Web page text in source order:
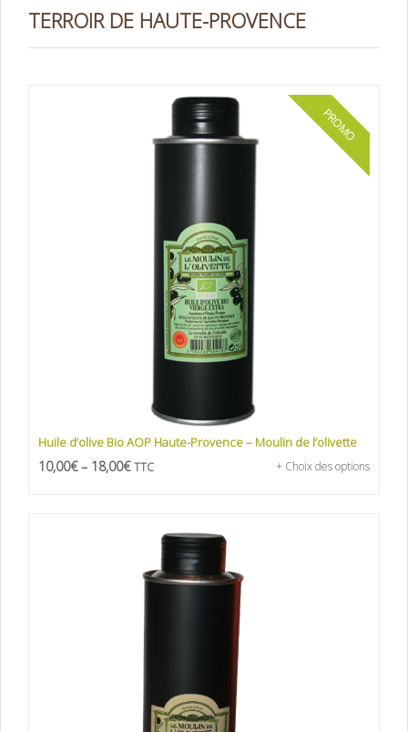
TERROIR DE HAUTE-PROVENCE
PROMO
Huile d’olive Bio AOP Haute-Provence – Moulin de l’olivette
10,00€– 18,00€ TTC + Choix des options